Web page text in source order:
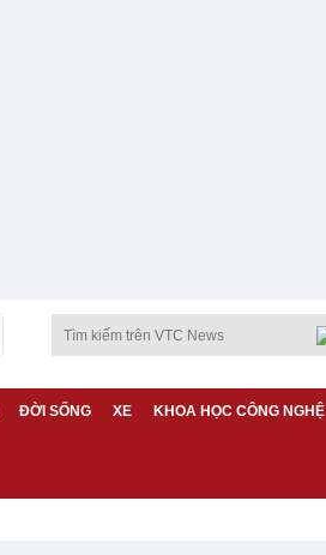
ĐỜI SỐNG XE KHOA HỌC CÔNG NGHỆ